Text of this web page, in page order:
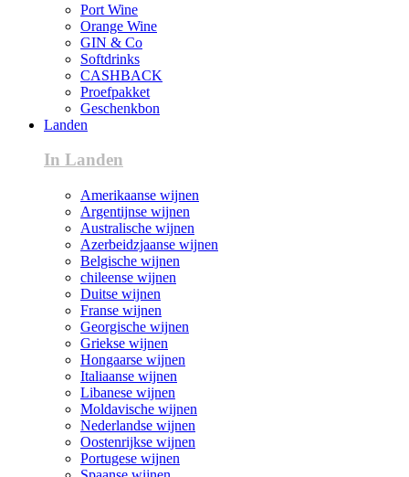
Port Wine
Orange Wine
GIN & Co
Softdrinks
CASHBACK
Proefpakket
Geschenkbon
Landen
In Landen
Amerikaanse wijnen
Argentijnse wijnen
Australische wijnen
Azerbeidzjaanse wijnen
Belgische wijnen
chileense wijnen
Duitse wijnen
Franse wijnen
Georgische wijnen
Griekse wijnen
Hongaarse wijnen
Italiaanse wijnen
Libanese wijnen
Moldavische wijnen
Nederlandse wijnen
Oostenrijkse wijnen
Portugese wijnen